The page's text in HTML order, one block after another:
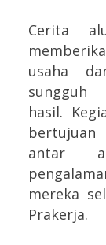
Cerita
usaha
hasil.
antar
mereka
Prakerja.